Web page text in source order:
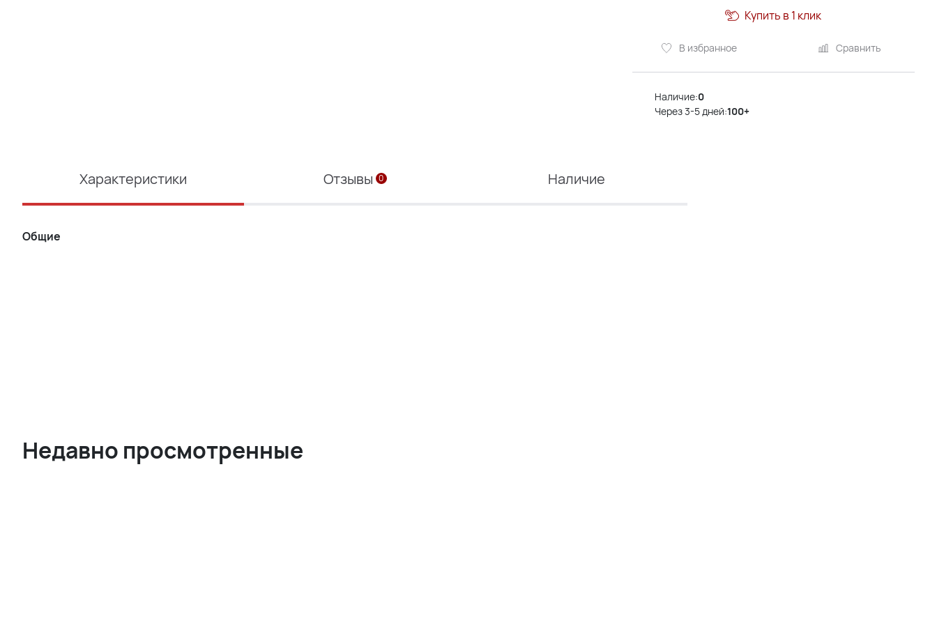
В избранное Сравнить
Купить в 1 клик
Наличие:0
Через 3-5 дней:100+
Характеристики Отзывы 0 Наличие
Общие
Недавно просмотренные